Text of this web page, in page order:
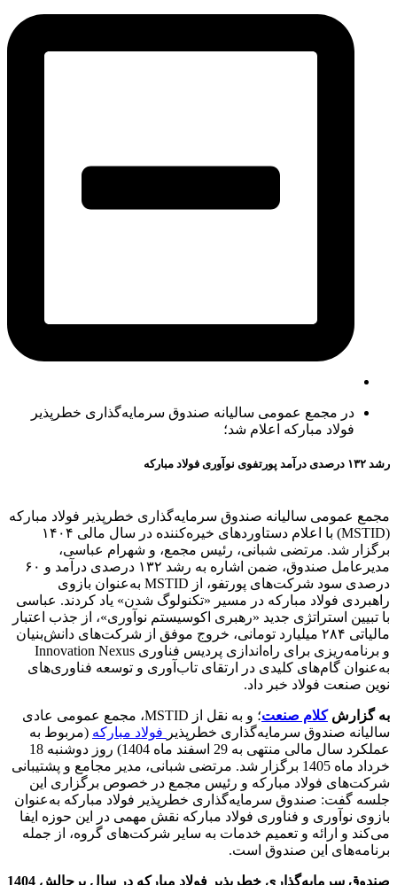
در مجمع عمومی سالیانه صندوق سرمایه‌گذاری خطرپذیر
فولاد مبارکه اعلام شد؛
رشد ۱۳۲ درصدی درآمد پورتفوی نوآوری فولاد مبارکه
مجمع عمومی سالیانه صندوق سرمایه‌گذاری خطرپذیر فولاد مبارکه
(MSTID) با اعلام دستاوردهای خیره‌کننده در سال مالی ۱۴۰۴
برگزار شد. مرتضی شبانی، رئیس مجمع، و شهرام عباسی،
مدیرعامل صندوق، ضمن اشاره به رشد ۱۳۲ درصدی درآمد و ۶۰
درصدی سود شرکت‌های پورتفو، از MSTID به‌عنوان بازوی
راهبردی فولاد مبارکه در مسیر «تکنولوگ شدن» یاد کردند. عباسی
با تبیین استراتژی جدید «رهبری اکوسیستم نوآوری»، از جذب اعتبار
مالیاتی ۲۸۴ میلیارد تومانی، خروج موفق از شرکت‌های دانش‌بنیان
و برنامه‌ریزی برای راه‌اندازی پردیس فناوری Innovation Nexus
به‌عنوان گام‌های کلیدی در ارتقای تاب‌آوری و توسعه فناوری‌های
نوین صنعت فولاد خبر داد.
به گزارشکلام صنعت
؛ و به نقل از MSTID، مجمع عمومی عادی
سالیانه صندوق سرمایه‌گذاری خطرپذیر فولاد مبارکه (مربوط به
عملکرد سال مالی منتهی به 29 اسفند ماه 1404) روز دوشنبه 18
خرداد ماه 1405 برگزار شد. مرتضی شبانی، مدیر مجامع و پشتیبانی
شرکت‌های فولاد مبارکه و رئیس مجمع در خصوص برگزاری این
جلسه گفت: صندوق سرمایه‌گذاری خطرپذیر فولاد مبارکه به‌عنوان
بازوی نوآوری و فناوری فولاد مبارکه نقش مهمی در این حوزه ایفا
می‌کند و ارائه و تعمیم خدمات به سایر شرکت‌های گروه، از جمله
برنامه‌های این صندوق است.
صندوق سرمایه‌گذاری خطرپذیر فولاد مبارکه در سال پرچالش 1404